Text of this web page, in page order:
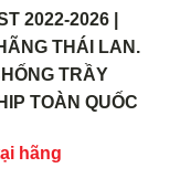
2022-2026 |
THÁI LAN.
TRẦY
TOÀN QUỐC
hãng